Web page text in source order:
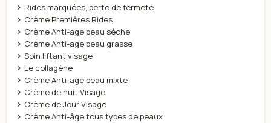
Rides marquées, perte de fermeté
Crème Premières Rides
Crème Anti-age peau sèche
Crème Anti-age peau grasse
Soin liftant visage
Le collagène
Crème Anti-age peau mixte
Crème de nuit Visage
Crème de Jour Visage
Crème Anti-âge tous types de peaux